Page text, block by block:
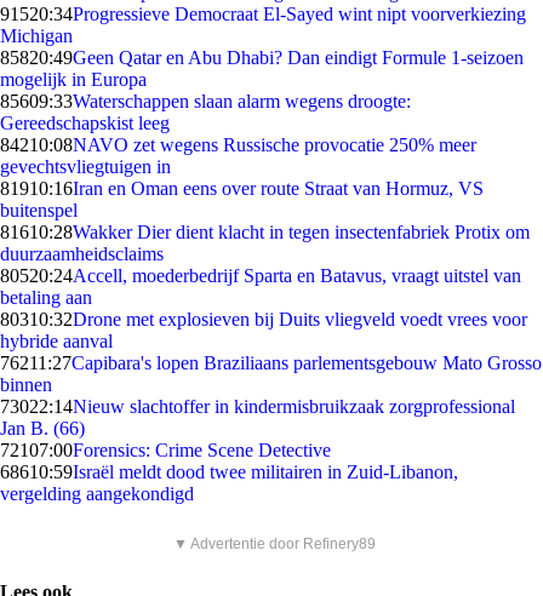
91520:34Progressieve Democraat El-Sayed wint nipt voorverkiezing
Michigan
85820:49Geen Qatar en Abu Dhabi? Dan eindigt Formule 1-seizoen
mogelijk in Europa
85609:33Waterschappen slaan alarm wegens droogte:
Gereedschapskist leeg
84210:08NAVO zet wegens Russische provocatie 250% meer
gevechtsvliegtuigen in
81910:16Iran en Oman eens over route Straat van Hormuz, VS
buitenspel
81610:28Wakker Dier dient klacht in tegen insectenfabriek Protix om
duurzaamheidsclaims
80520:24Accell, moederbedrijf Sparta en Batavus, vraagt uitstel van
betaling aan
80310:32Drone met explosieven bij Duits vliegveld voedt vrees voor
hybride aanval
76211:27Capibara's lopen Braziliaans parlementsgebouw Mato Grosso
binnen
73022:14Nieuw slachtoffer in kindermisbruikzaak zorgprofessional
Jan B. (66)
72107:00Forensics: Crime Scene Detective
68610:59Israël meldt dood twee militairen in Zuid-Libanon,
vergelding aangekondigd
▼ Advertentie door Refinery89
Lees ook